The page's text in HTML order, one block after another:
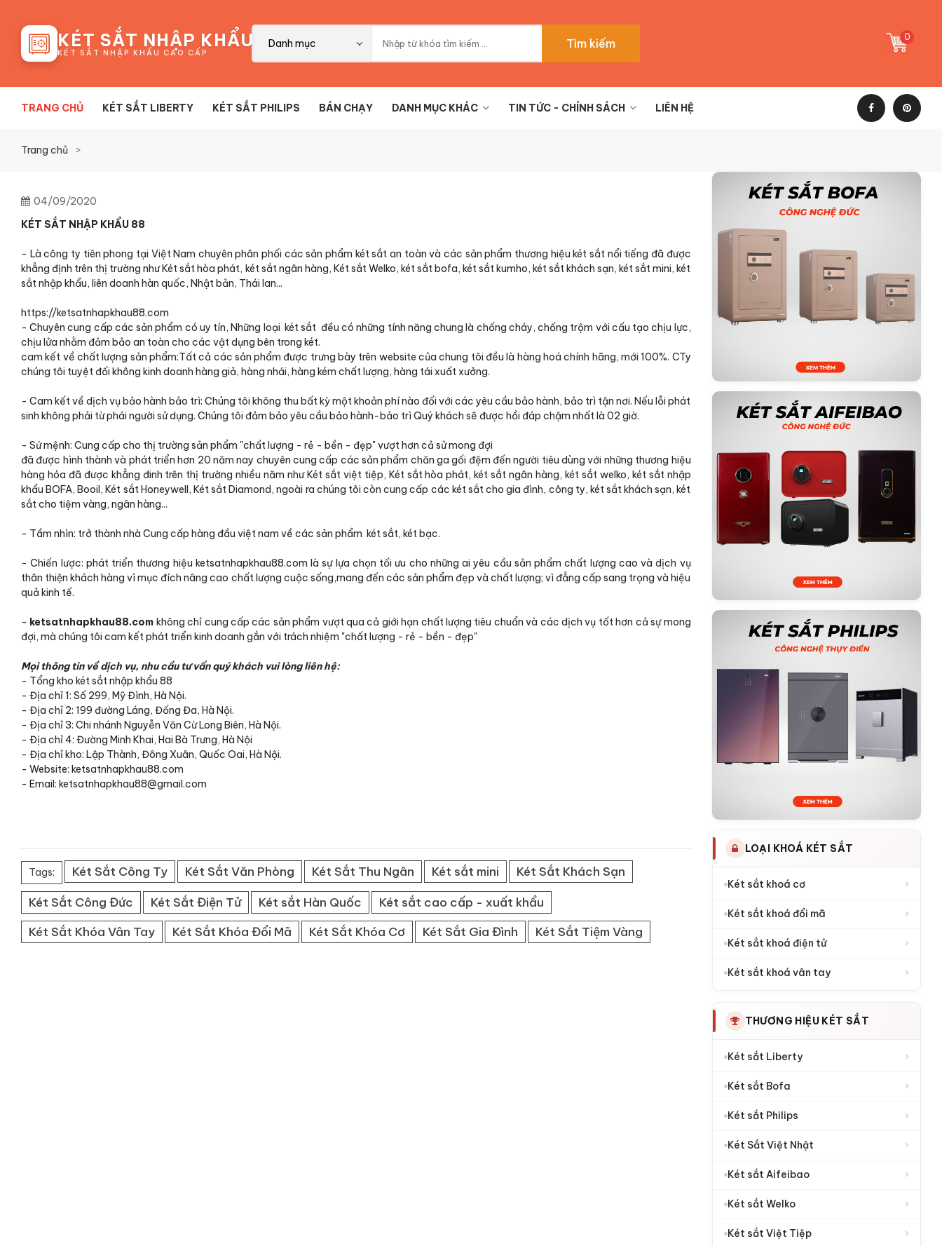
KÉT SẮT NHẬP KHẨU 88
KÉT SẮT NHẬP KHẨU CAO CẤP
0
Danh mục Tìm kiếm
TRANG CHỦ KÉT SẮT LIBERTY KÉT SẮT PHILIPS BÁN CHẠY DANH MỤC KHÁC TIN TỨC - CHÍNH SÁCH LIÊN HỆ
Trang chủ
04/09/2020
KÉT SẮT NHẬP KHẨU 88
- Là công ty tiên phong tại Việt Nam chuyên phân phối các sản phẩm két sắt an toàn và các sản phẩm thương hiệu két sắt nổi tiếng đã được
khẳng định trên thị trường như Két sắt hòa phát, két sắt ngân hàng, Két sắt Welko, két sắt bofa, két sắt kumho, két sắt khách sạn, két sắt mini, két
sắt nhập khẩu, liên doanh hàn quốc, Nhật bản, Thái lan...
https://ketsatnhapkhau88.com
- Chuyên cung cấp các sản phẩm có uy tín, Những loại két sắt đều có những tính năng chung là chống cháy, chống trộm với cấu tạo chịu lực,
chịu lửa nhằm đảm bảo an toàn cho các vật dụng bên trong két.
cam kết về chất lượng sản phẩm:Tất cả các sản phẩm được trưng bày trên website của chung tôi đều là hàng hoá chính hãng, mới 100%. CTy
chúng tôi tuyệt đối không kinh doanh hàng giả, hàng nhái, hàng kém chất lượng, hàng tái xuất xưởng.
- Cam kết về dịch vụ bảo hành bảo trì: Chúng tôi không thu bất kỳ một khoản phí nào đối với các yêu cầu bảo hành, bảo trì tận nơi. Nếu lỗi phát
sinh không phải từ phái người sử dụng. Chúng tôi đảm bảo yêu cầu bảo hành-bảo trì Quý khách sẽ được hồi đáp chậm nhất là 02 giờ.
- Sứ mệnh: Cung cấp cho thị trường sản phẩm "chất lượng - rẻ - bền - đẹp" vượt hơn cả sử mong đợi
đã được hình thành và phát triển hơn 20 năm nay chuyên cung cấp các sản phẩm chăn ga gối đệm đến người tiêu dùng với những thương hiệu
hàng hóa đã được khẳng đinh trên thị trường nhiều năm như Két sắt việt tiệp, Két sắt hòa phát, két sắt ngân hàng, két sắt welko, két sắt nhập
khẩu BOFA, Booil, Két sắt Honeywell, Két sắt Diamond, ngoài ra chúng tôi còn cung cấp các két sắt cho gia đình, công ty, két sắt khách sạn, két
sắt cho tiệm vàng, ngân hàng...
- Tầm nhìn: trở thành nhà Cung cấp hàng đầu việt nam về các sản phẩm két sắt, két bạc.
- Chiến lược: phát triển thương hiệu ketsatnhapkhau88.com là sự lựa chọn tối ưu cho những ai yêu cầu sản phẩm chất lượng cao và dịch vụ
thân thiện khách hàng vì mục đích nâng cao chất lượng cuộc sống,mang đến các sản phẩm đẹp và chất lượng; vì đẳng cấp sang trọng và hiệu
quả kinh tế.
- ketsatnhapkhau88.com không chỉ cung cấp các sản phẩm vượt qua cả giới hạn chất lượng tiêu chuẩn và các dịch vụ tốt hơn cả sự mong
đợi, mà chúng tôi cam kết phát triển kinh doanh gắn với trách nhiệm "chất lượng - rẻ - bền - đẹp"
Mọi thông tin về dịch vụ, nhu cầu tư vấn quý khách vui lòng liên hệ:
- Tổng kho két sắt nhập khẩu 88
- Địa chỉ 1: Số 299, Mỹ Đình, Hà Nội.
- Địa chỉ 2: 199 đường Láng, Đống Đa, Hà Nội.
- Địa chỉ 3: Chi nhánh Nguyễn Văn Cừ Long Biên, Hà Nội.
- Địa chỉ 4: Đường Minh Khai, Hai Bà Trưng, Hà Nội
- Địa chỉ kho: Lập Thành, Đông Xuân, Quốc Oai, Hà Nội.
- Website: ketsatnhapkhau88.com
- Email: ketsatnhapkhau88@gmail.com
Tags: Két Sắt Công Ty Két Sắt Văn Phòng Két Sắt Thu Ngân Két sắt mini
Két Sắt Khách Sạn
Két Sắt Công Đức
Két Sắt Điện Tử Két sắt Hàn Quốc
Két sắt cao cấp - xuất khẩu
Két Sắt Khóa Vân Tay
Két Sắt Khóa Đổi Mã Két Sắt Khóa Cơ Két Sắt Gia Đình Két Sắt Tiệm Vàng
LOẠI KHOÁ KÉT SẮT
Két sắt khoá cơ ›
Két sắt khoá đổi mã ›
Két sắt khoá điện tử ›
Két sắt khoá vân tay ›
THƯƠNG HIỆU KÉT SẮT
Két sắt Liberty ›
Két sắt Bofa ›
Két sắt Philips ›
Két Sắt Việt Nhật ›
Két sắt Aifeibao ›
Két sắt Welko ›
Két sắt Việt Tiệp ›